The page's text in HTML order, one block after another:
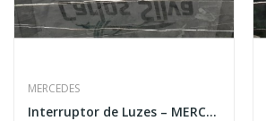
MERCEDES
Interruptor de Luzes – MERCEDES-BENZ E-CLASS...